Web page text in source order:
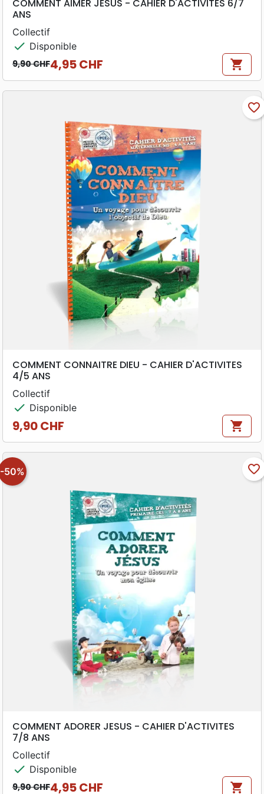
COMMENT AIMER JESUS - CAHIER D'ACTIVITES 6/7
ANS
Collectif
check Disponible
Prix de base
9,90 CHF
Prix 4,95 CHF shopping_cart
favorite_border
COMMENT CONNAITRE DIEU - CAHIER D'ACTIVITES
4/5 ANS
Collectif
check Disponible
Prix
9,90 CHF shopping_cart
-50% favorite_border
COMMENT ADORER JESUS - CAHIER D'ACTIVITES
7/8 ANS
Collectif
check Disponible
9,90 CHF4,95 CHF shopping_cart